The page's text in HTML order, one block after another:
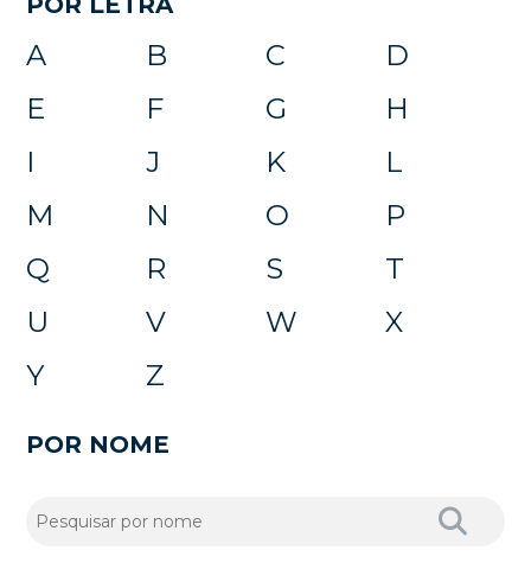
A B C
D
E
F G
H
I
J K
L
M
N O
P
Q
R S
T
U
V W
X
Y
Z
POR NOME